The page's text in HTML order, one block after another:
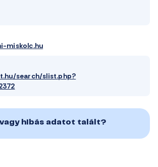
miskolc.hu
search/slist.php?
vagy hibás adatot talált?